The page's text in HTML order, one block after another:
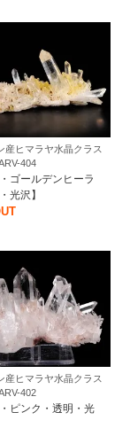
産ヒマラヤ水晶クラス
404
・ゴールデンヒーラ
光沢】
産ヒマラヤ水晶クラス
402
・ピンク・透明・光